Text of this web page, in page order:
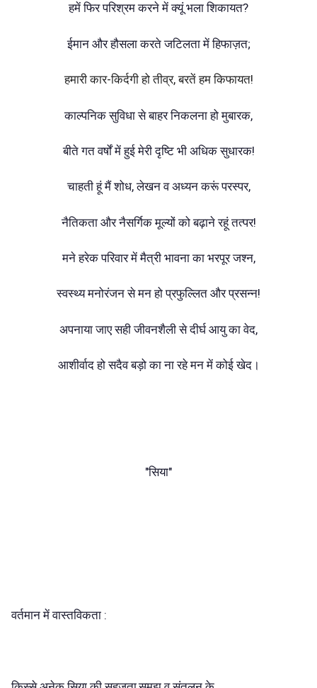
हमें फिर परिश्रम करने में क्यूं भला शिकायत?
ईमान और हौसला करते जटिलता में हिफाज़त;
हमारी कार-किर्दगी हो तीव्र, बरतें हम किफायत!
काल्पनिक सुविधा से बाहर निकलना हो मुबारक,
बीते गत वर्षों में हुई मेरी दृष्टि भी अधिक सुधारक!
चाहती हूं मैं शोध, लेखन व अध्यन करूं परस्पर,
नैतिकता और नैसर्गिक मूल्यों को बढ़ाने रहूं तत्पर!
मने हरेक परिवार में मैत्री भावना का भरपूर जश्न,
स्वस्थ्य मनोरंजन से मन हो प्रफुल्लित और प्रसन्न!
अपनाया जाए सही जीवनशैली से दीर्घ आयु का वेद,
आशीर्वाद हो सदैव बड़ो का ना रहे मन में कोई खेद।
"सिया"
वर्तमान में वास्तविकता :